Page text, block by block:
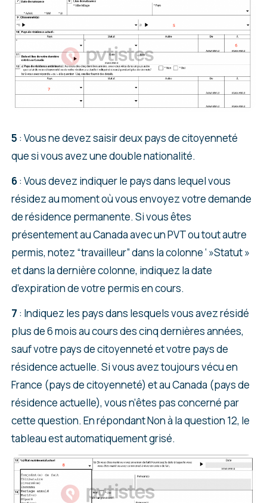
5 : Vous ne devez saisir deux pays de citoyenneté
que si vous avez une double nationalité.
6: Vous devez indiquer le pays dans lequel vous
résidez au moment où vous envoyez votre demande
de résidence permanente. Si vous êtes
présentement au Canada avec un PVT ou tout autre
permis, notez “travailleur” dans la colonne ‘ »Statut »
et dans la dernière colonne, indiquez la date
d’expiration de votre permis en cours.
7 : Indiquez les pays dans lesquels vous avez résidé
plus de 6 mois au cours des cinq dernières années,
sauf votre pays de citoyenneté et votre pays de
résidence actuelle. Si vous avez toujours vécu en
France (pays de citoyenneté) et au Canada (pays de
résidence actuelle), vous n’êtes pas concerné par
cette question. En répondant Non à la question 12, le
tableau est automatiquement grisé.